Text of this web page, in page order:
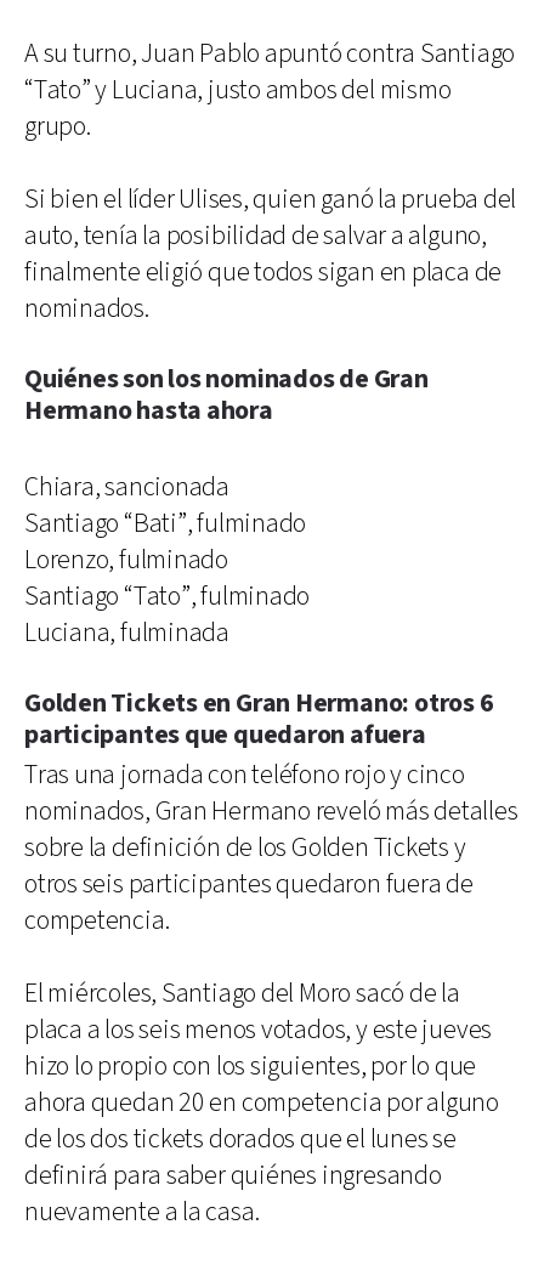
A su turno, Juan Pablo apuntó contra Santiago
“Tato” y Luciana, justo ambos del mismo
grupo.
Si bien el líder Ulises, quien ganó la prueba del
auto, tenía la posibilidad de salvar a alguno,
finalmente eligió que todos sigan en placa de
nominados.
Quiénes son los nominados de Gran
Hermano hasta ahora
Chiara, sancionada
Santiago “Bati”, fulminado
Lorenzo, fulminado
Santiago “Tato”, fulminado
Luciana, fulminada
Golden Tickets en Gran Hermano: otros 6
participantes que quedaron afuera
Tras una jornada con teléfono rojo y cinco
nominados, Gran Hermano reveló más detalles
sobre la definición de los Golden Tickets y
otros seis participantes quedaron fuera de
competencia.
El miércoles, Santiago del Moro sacó de la
placa a los seis menos votados, y este jueves
hizo lo propio con los siguientes, por lo que
ahora quedan 20 en competencia por alguno
de los dos tickets dorados que el lunes se
definirá para saber quiénes ingresando
nuevamente a la casa.